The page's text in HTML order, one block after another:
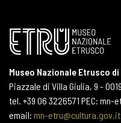
Museo Nazionale Etrusco
Piazzale di Villa Giulia, 9 -
tel. +39 06 3226571 PEC:
email: mn-etru@cultura.gov.it